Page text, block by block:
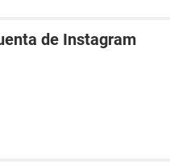
de Instagram